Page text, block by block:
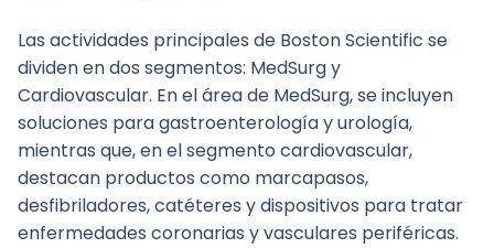
Las actividades principales de Boston Scientific se
dividen en dos segmentos: MedSurg y
Cardiovascular. En el área de MedSurg, se incluyen
soluciones para gastroenterología y urología,
mientras que, en el segmento cardiovascular,
destacan productos como marcapasos,
desfibriladores, catéteres y dispositivos para tratar
enfermedades coronarias y vasculares periféricas.